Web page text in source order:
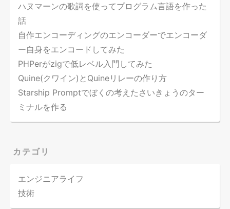
ハヌマーンの歌詞を使ってプログラム言語を作った
話
自作エンコーディングのエンコーダーでエンコーダ
ー自身をエンコードしてみた
PHPerがzigで低レベル入門してみた
Quine(クワイン)とQuineリレーの作り方
Starship Promptでぼくの考えたさいきょうのター
ミナルを作る
カテゴリ
エンジニアライフ
技術